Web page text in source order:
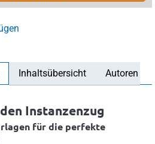
Inhaltsübersicht Autoren
Instanzenzug
für die perfekte